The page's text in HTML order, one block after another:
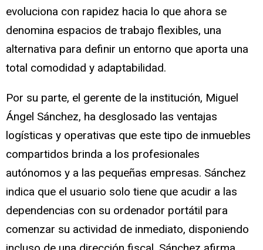
evoluciona con rapidez hacia lo que ahora se
denomina espacios de trabajo flexibles, una
alternativa para definir un entorno que aporta una
total comodidad y adaptabilidad.
Por su parte, el gerente de la institución, Miguel
Ángel Sánchez, ha desglosado las ventajas
logísticas y operativas que este tipo de inmuebles
compartidos brinda a los profesionales
autónomos y a las pequeñas empresas. Sánchez
indica que el usuario solo tiene que acudir a las
dependencias con su ordenador portátil para
comenzar su actividad de inmediato, disponiendo